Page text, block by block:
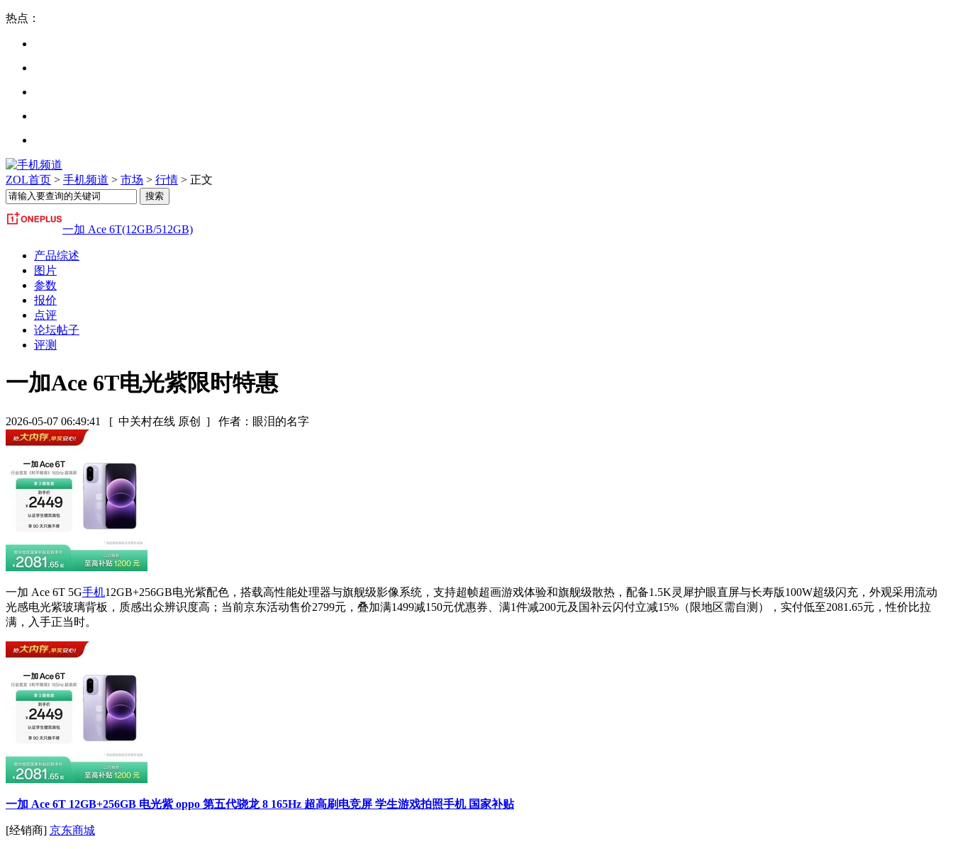
热点：
ZOL首页 > 手机频道 > 市场 > 行情 > 正文
一加 Ace 6T(12GB/512GB)
产品综述
图片
参数
报价
点评
论坛帖子
评测
一加Ace 6T电光紫限时特惠
2026-05-07 06:49:41 [ 中关村在线 原创 ] 作者：眼泪的名字
一加 Ace 6T 5G手机12GB+256GB电光紫配色，搭载高性能处理器与旗舰级影像系统，支持超帧超画游戏体验和旗舰级散热，配备1.5K灵犀护眼直屏与长寿版100W超级闪充，外观采用流动
光感电光紫玻璃背板，质感出众辨识度高；当前京东活动售价2799元，叠加满1499减150元优惠券、满1件减200元及国补云闪付立减15%（限地区需自测），实付低至2081.65元，性价比拉
满，入手正当时。
一加 Ace 6T 12GB+256GB 电光紫 oppo 第五代骁龙 8 165Hz 超高刷电竞屏 学生游戏拍照手机 国家补贴
[经销商] 京东商城